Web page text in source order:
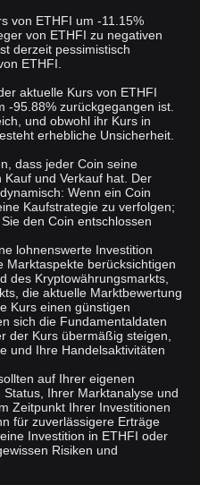
von ETHFI um -11.15%
von ETHFI zu negativen
derzeit pessimistisch
ETHFI.
aktuelle Kurs von ETHFI
-95.88% zurückgegangen ist.
und obwohl ihr Kurs in
erhebliche Unsicherheit.
dass jeder Coin seine
und Verkauf hat. Der
Wenn ein Coin
Kaufstrategie zu verfolgen;
den Coin entschlossen
lohnenswerte Investition
Marktaspekte berücksichtigen
des Kryptowährungsmarkts,
die aktuelle Marktbewertung
Kurs einen günstigen
sich die Fundamentaldaten
der Kurs übermäßig steigen,
und Ihre Handelsaktivitäten
auf Ihrer eigenen
Ihrer Marktanalyse und
Zeitpunkt Ihrer Investitionen
für zuverlässigere Erträge
Investition in ETHFI oder
Risiken und